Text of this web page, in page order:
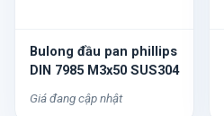
Bulong đầu pan phillips
DIN 7985 M3x50 SUS304
Giá đang cập nhật